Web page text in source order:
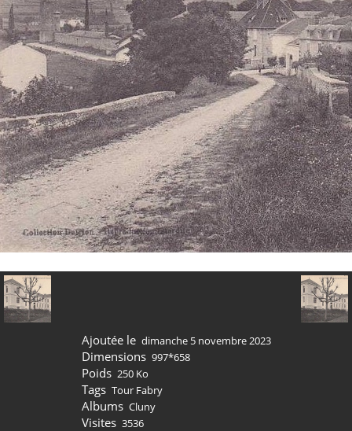
Ajoutée le dimanche 5 novembre 2023
Dimensions 997*658
Poids 250 Ko
Tags Tour Fabry
Albums Cluny
Visites 3536